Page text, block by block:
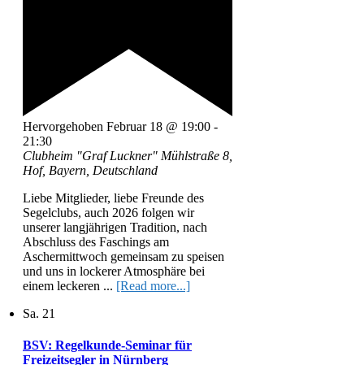
Hervorgehoben Februar 18 @ 19:00 -
21:30
Clubheim "Graf Luckner" Mühlstraße 8,
Hof, Bayern, Deutschland
Liebe Mitglieder, liebe Freunde des
Segelclubs, auch 2026 folgen wir
unserer langjährigen Tradition, nach
Abschluss des Faschings am
Aschermittwoch gemeinsam zu speisen
und uns in lockerer Atmosphäre bei
einem leckeren ... [Read more...]
Sa. 21
BSV: Regelkunde-Seminar für
Freizeitsegler in Nürnberg